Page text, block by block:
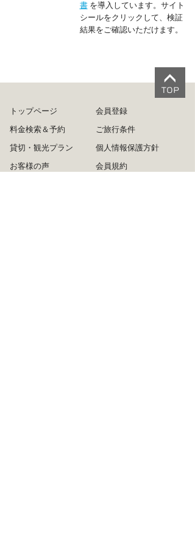
書を導入しています。サイト
シールをクリックして、検証
結果をご確認いただけます。
トップページ
料金検索＆予約
貸切・観光プラン
お客様の声
会員登録
ご旅行条件
個人情報保護方針
会員規約